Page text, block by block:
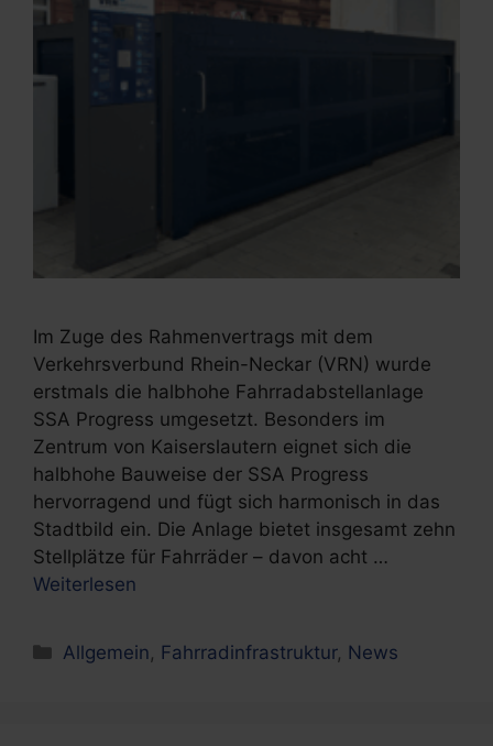
Im Zuge des Rahmenvertrags mit dem
Verkehrsverbund Rhein-Neckar (VRN) wurde
erstmals die halbhohe Fahrradabstellanlage
SSA Progress umgesetzt. Besonders im
Zentrum von Kaiserslautern eignet sich die
halbhohe Bauweise der SSA Progress
hervorragend und fügt sich harmonisch in das
Stadtbild ein. Die Anlage bietet insgesamt zehn
Stellplätze für Fahrräder – davon acht …
Weiterlesen
Kategorien
Allgemein, Fahrradinfrastruktur, News